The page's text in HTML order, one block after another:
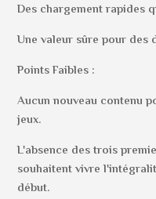
Des chargement rapides
Une valeur sûre pour des
Points Faibles :
Aucun nouveau contenu
jeux.
L'absence des trois
souhaitent vivre
début.